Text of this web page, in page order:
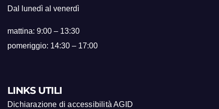
Dal lunedì al venerdì
mattina: 9:00 – 13:30
pomeriggio: 14:30 – 17:00
LINKS UTILI
Dichiarazione di accessibilità AGID